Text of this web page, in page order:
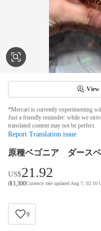
View
*Mercari is currently experimenting
Just a friendly reminder: while we
translated content may not be perfect.
Report Translation issue
原種ベゴニア ダース
US$21.92
(¥3,300Currency rate updated Aug 7, 02:10
9